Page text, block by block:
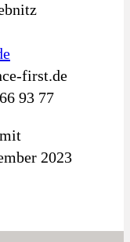
first.de
93 77
2023